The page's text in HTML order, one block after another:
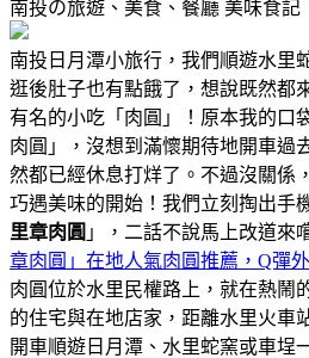
南投の旅遊、美食、餐廳 美味食記
南投日月潭小旅行，我們順遊水里
逛後肚子也有點餓了，想說既然都
有名的小吃「肉圓」！原本我的口
肉圓」，沒想到滿懷期待地開車過
然都已經休息打烊了。不過沒關係
巧遇美味的開始！我們立刻掏出手
里章肉圓 」，二話不說馬上改道來
章肉圓」在地人氣肉圓推薦，Q彈
肉圓位於水里民權路上，就在熱鬧
的住宅與在地店家，距離水里火車
開車順遊日月潭、水里蛇窯或車埕